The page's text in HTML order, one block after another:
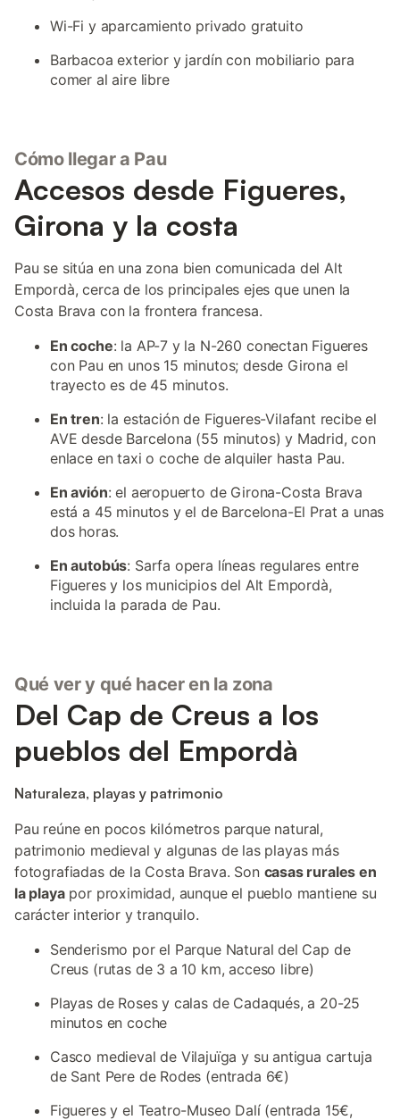
Wi-Fi y aparcamiento privado gratuito
Barbacoa exterior y jardín con mobiliario para
comer al aire libre
Cómo llegar a Pau
Accesos desde Figueres,
Girona y la costa
Pau se sitúa en una zona bien comunicada del Alt
Empordà, cerca de los principales ejes que unen la
Costa Brava con la frontera francesa.
En coche: la AP-7 y la N-260 conectan Figueres
con Pau en unos 15 minutos; desde Girona el
trayecto es de 45 minutos.
En tren: la estación de Figueres-Vilafant recibe el
AVE desde Barcelona (55 minutos) y Madrid, con
enlace en taxi o coche de alquiler hasta Pau.
En avión: el aeropuerto de Girona-Costa Brava
está a 45 minutos y el de Barcelona-El Prat a unas
dos horas.
En autobús: Sarfa opera líneas regulares entre
Figueres y los municipios del Alt Empordà,
incluida la parada de Pau.
Qué ver y qué hacer en la zona
Del Cap de Creus a los
pueblos del Empordà
Naturaleza, playas y patrimonio
Pau reúne en pocos kilómetros parque natural,
patrimonio medieval y algunas de las playas más
fotografiadas de la Costa Brava. Son casas rurales en
la playapor proximidad, aunque el pueblo mantiene su
carácter interior y tranquilo.
Senderismo por el Parque Natural del Cap de
Creus (rutas de 3 a 10 km, acceso libre)
Playas de Roses y calas de Cadaqués, a 20-25
minutos en coche
Casco medieval de Vilajuïga y su antigua cartuja
de Sant Pere de Rodes (entrada 6€)
Figueres y el Teatro-Museo Dalí (entrada 15€,